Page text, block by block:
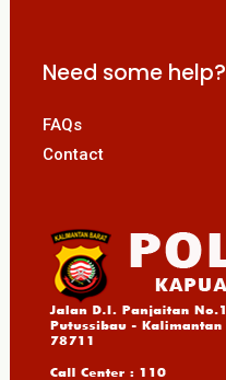
Need some help?
FAQs
Contact